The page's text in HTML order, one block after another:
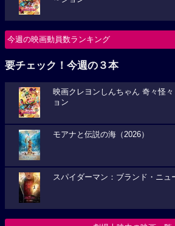
今週の映画動員数ランキング
要チェック！今週の３本
映画クレヨンしんちゃん 奇々怪
ョン
モアナと伝説の海（2026）
スパイダーマン：ブランド・ニュ